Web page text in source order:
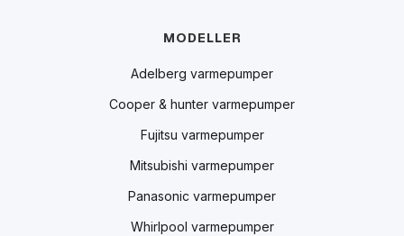
MODELLER
Adelberg varmepumper
Cooper & hunter varmepumper
Fujitsu varmepumper
Mitsubishi varmepumper
Panasonic varmepumper
Whirlpool varmepumper